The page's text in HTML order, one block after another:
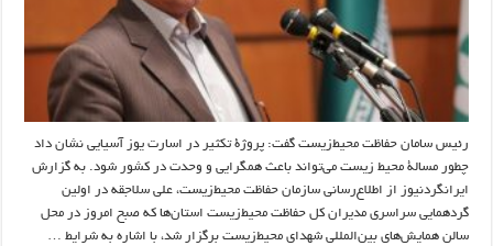
رئیس سامان حفاظت محیط‌زیست گفت: پروژۀ تکثیر در اسارت یوز آسیایی نشان داد
چطور مسالۀ محیط زیست می‌تواند باعث همگرایی و وحدت در کشور شود. به گزارش
ایرانگردنیوز از اطلاع‌رسانی سازمان حفاظت محیط‌زیست، علی سلاجقه در اولین
گردهمایی سراسری مدیران کل حفاظت محیط‌زیست استان‌ها که صبح امروز در محل
سالن همایش‌های بین‌المللی شهدای محیط‌زیست برگزار شد، با اشاره به شرایط …